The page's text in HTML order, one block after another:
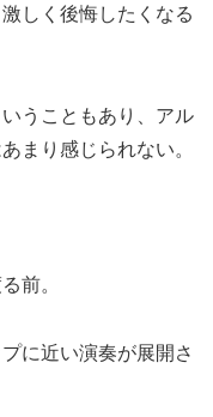
しく後悔したくなる
うこともあり、アル
まり感じられない。
前。
に近い演奏が展開さ